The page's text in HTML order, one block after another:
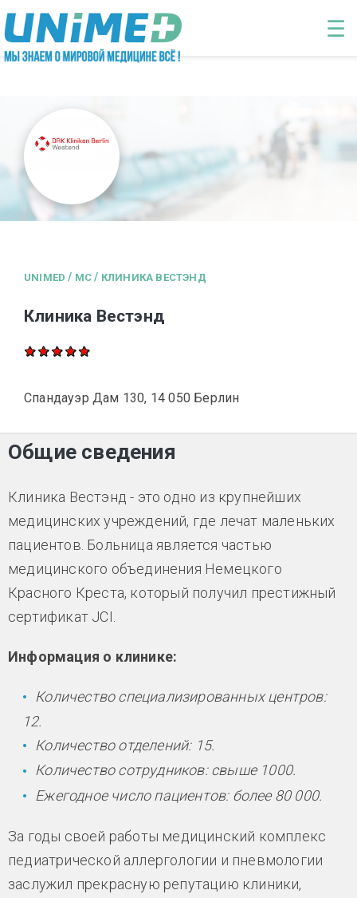
Перейти к основному содержанию
☰
UNIMED / MC / КЛИНИКА ВЕСТЭНД
Клиника Вестэнд
Спандауэр Дам 130, 14 050 Берлин
Общие сведения
Клиника Вестэнд - это одно из крупнейших
медицинских учреждений, где лечат маленьких
пациентов. Больница является частью
медицинского объединения Немецкого
Красного Креста, который получил престижный
сертификат JCI.
Информация о клинике:
Количество специализированных центров:
12.
Количество отделений: 15.
Количество сотрудников: свыше 1000.
Ежегодное число пациентов: более 80 000.
За годы своей работы медицинский комплекс
педиатрической аллергологии и пневмологии
заслужил прекрасную репутацию клиники,